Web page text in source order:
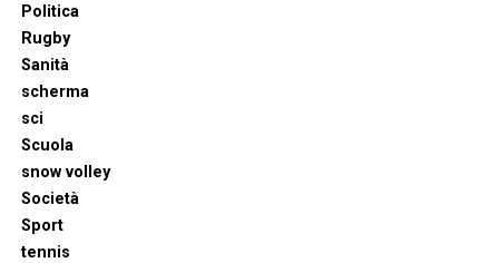
Politica
Rugby
Sanità
scherma
sci
Scuola
snow volley
Società
Sport
tennis